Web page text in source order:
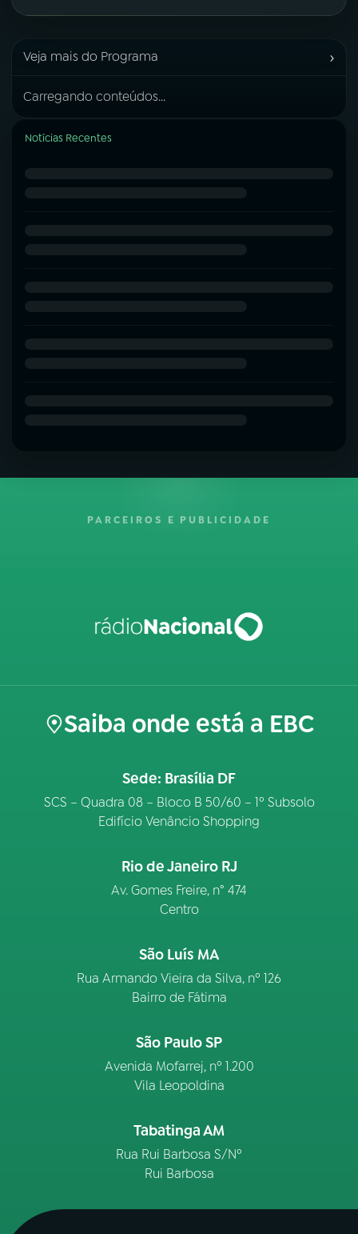
Veja mais do Programa ›
Carregando conteúdos...
Notícias Recentes
PARCEIROS E PUBLICIDADE
Saiba onde está a EBC
Sede: Brasília DF
SCS – Quadra 08 – Bloco B 50/60 – 1º Subsolo
Edifício Venâncio Shopping
Rio de Janeiro RJ
Av. Gomes Freire, n° 474
Centro
São Luís MA
Rua Armando Vieira da Silva, nº 126
Bairro de Fátima
São Paulo SP
Avenida Mofarrej, nº 1.200
Vila Leopoldina
Tabatinga AM
Rua Rui Barbosa S/Nº
Rui Barbosa